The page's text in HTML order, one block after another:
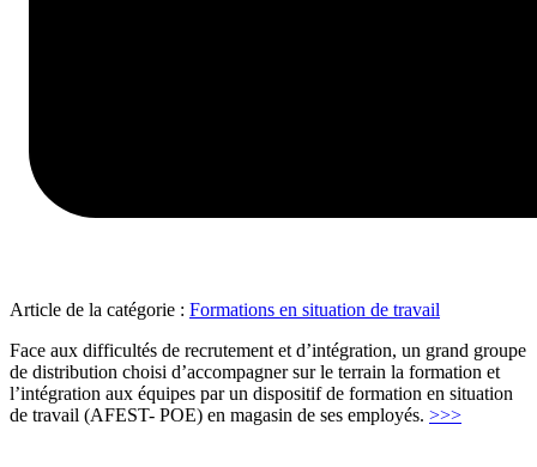
Article de la catégorie : Formations en situation de travail
Face aux difficultés de recrutement et d’intégration, un grand groupe
de distribution choisi d’accompagner sur le terrain la formation et
l’intégration aux équipes par un dispositif de formation en situation
de travail (AFEST- POE) en magasin de ses employés. >>>"AFEST